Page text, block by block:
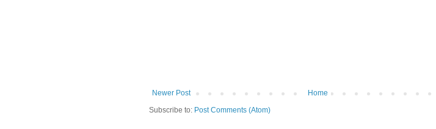
Newer Post
Home
Subscribe to: Post Comments (Atom)